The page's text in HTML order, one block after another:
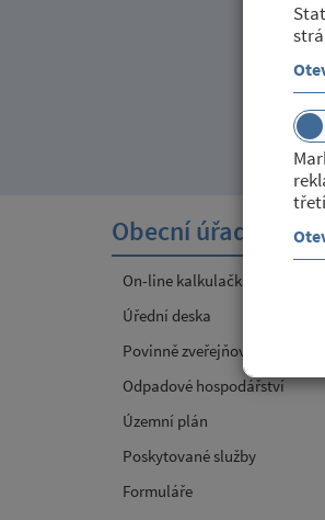
Obecní úřad
On-line kalkulačka poplatků v
Úřední deska
Povinně zveřejňované
Odpadové hospodářství
Územní plán
Poskytované služby
Formuláře